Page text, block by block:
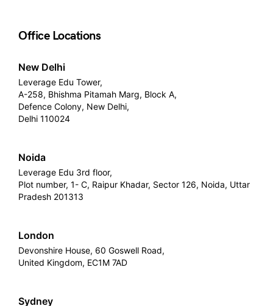
Office Locations
New Delhi
Leverage Edu Tower,
A-258, Bhishma Pitamah Marg, Block A,
Defence Colony, New Delhi,
Delhi 110024
Noida
Leverage Edu 3rd floor,
Plot number, 1- C, Raipur Khadar, Sector 126, Noida, Uttar
Pradesh 201313
London
Devonshire House, 60 Goswell Road,
United Kingdom, EC1M 7AD
Sydney